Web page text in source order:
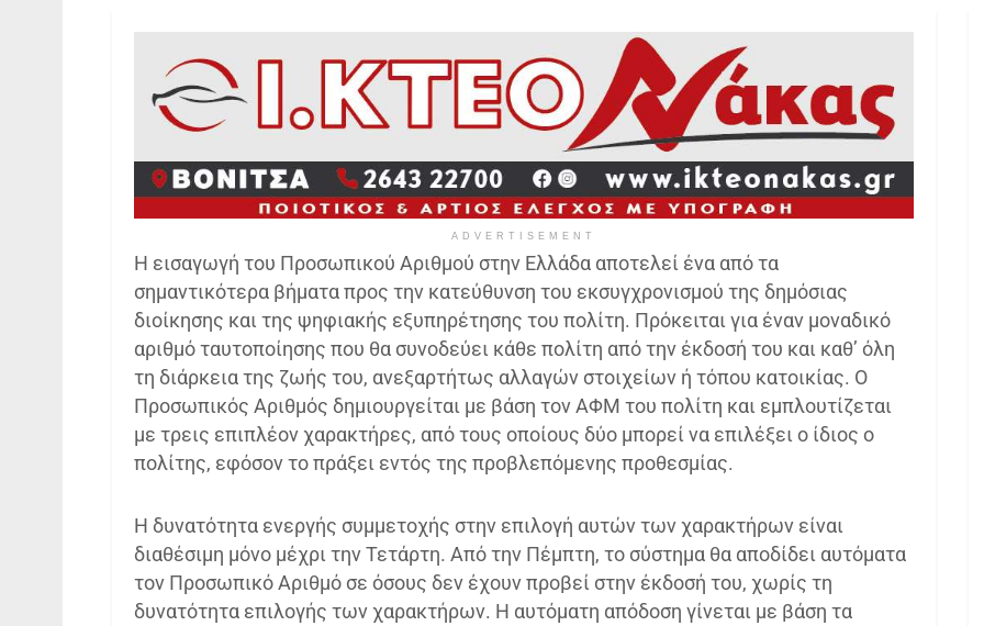
ADVERTISEMENT
Η εισαγωγή του Προσωπικού Αριθμού στην Ελλάδα αποτελεί ένα από τα
σημαντικότερα βήματα προς την κατεύθυνση του εκσυγχρονισμού της δημόσιας
διοίκησης και της ψηφιακής εξυπηρέτησης του πολίτη. Πρόκειται για έναν μοναδικό
αριθμό ταυτοποίησης που θα συνοδεύει κάθε πολίτη από την έκδοσή του και καθ’ όλη
τη διάρκεια της ζωής του, ανεξαρτήτως αλλαγών στοιχείων ή τόπου κατοικίας. Ο
Προσωπικός Αριθμός δημιουργείται με βάση τον ΑΦΜ του πολίτη και εμπλουτίζεται
με τρεις επιπλέον χαρακτήρες, από τους οποίους δύο μπορεί να επιλέξει ο ίδιος ο
πολίτης, εφόσον το πράξει εντός της προβλεπόμενης προθεσμίας.
Η δυνατότητα ενεργής συμμετοχής στην επιλογή αυτών των χαρακτήρων είναι
διαθέσιμη μόνο μέχρι την Τετάρτη. Από την Πέμπτη, το σύστημα θα αποδίδει αυτόματα
τον Προσωπικό Αριθμό σε όσους δεν έχουν προβεί στην έκδοσή του, χωρίς τη
δυνατότητα επιλογής των χαρακτήρων. Η αυτόματη απόδοση γίνεται με βάση τα